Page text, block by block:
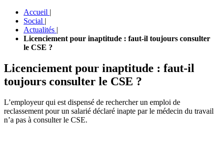
Accueil |
Social |
Actualités |
Licenciement pour inaptitude : faut-il toujours consulter
le CSE ?
Licenciement pour inaptitude : faut-il
toujours consulter le CSE ?
L’employeur qui est dispensé de rechercher un emploi de
reclassement pour un salarié déclaré inapte par le médecin du travail
n’a pas à consulter le CSE.